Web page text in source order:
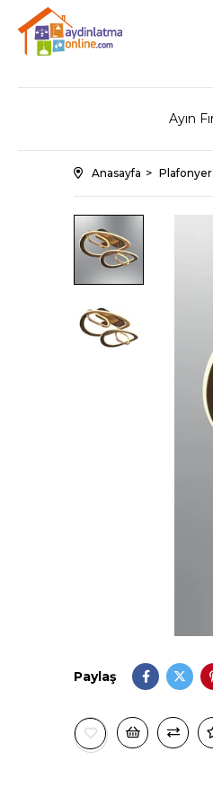
Ayın
Anasayfa Plafonyer
Paylaş